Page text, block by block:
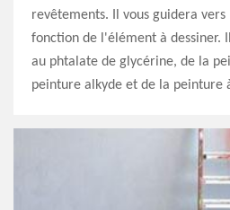
revêtements. Il vous guidera
fonction de l'élément à dessiner.
au phtalate de glycérine, de la
peinture alkyde et de la peinture